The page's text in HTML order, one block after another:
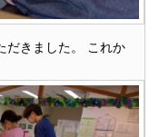
だきました。 これか